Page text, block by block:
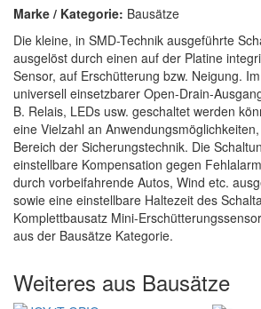
Marke / Kategorie: Bausätze
Die kleine, in SMD-Technik ausgeführte
ausgelöst durch einen auf der Platine
Sensor, auf Erschütterung bzw. Neigung.
universell einsetzbarer Open-Drain-
B. Relais, LEDs usw. geschaltet werden
eine Vielzahl an
Bereich der Sicherungstechnik. Die
einstellbare Kompensation gegen
durch vorbeifahrende Autos, Wind etc.
sowie eine einstellbare Haltezeit des
Komplettbausatz Mini-
aus der Bausätze Kategorie.
Weiteres aus Bausätze